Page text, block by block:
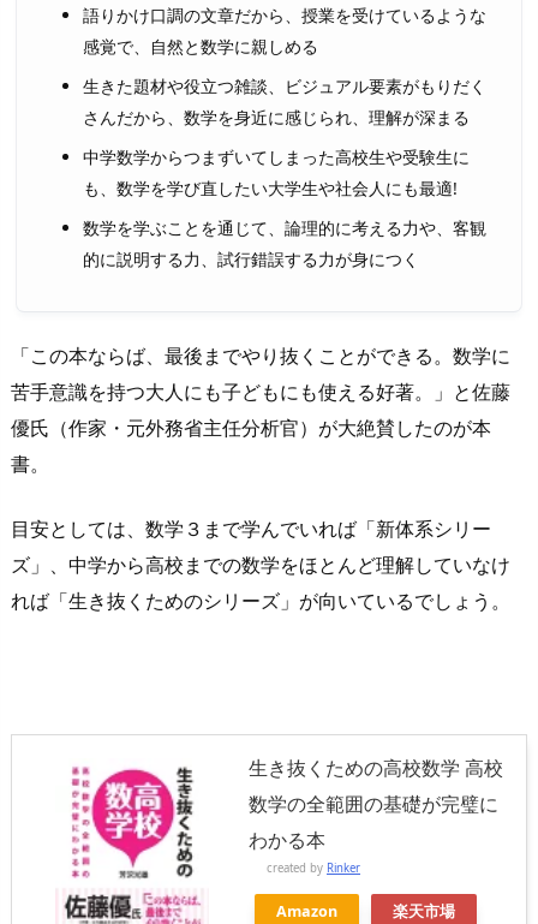
語りかけ口調の文章だから、授業を受けているような
感覚で、自然と数学に親しめる
生きた題材や役立つ雑談、ビジュアル要素がもりだく
さんだから、数学を身近に感じられ、理解が深まる
中学数学からつまずいてしまった高校生や受験生に
も、数学を学び直したい大学生や社会人にも最適!
数学を学ぶことを通じて、論理的に考える力や、客観
的に説明する力、試行錯誤する力が身につく
「この本ならば、最後までやり抜くことができる。数学に
苦手意識を持つ大人にも子どもにも使える好著。」と佐藤
優氏（作家・元外務省主任分析官）が大絶賛したのが本
書。
目安としては、数学３まで学んでいれば「新体系シリー
ズ」、中学から高校までの数学をほとんど理解していなけ
れば「生き抜くためのシリーズ」が向いているでしょう。
生き抜くための高校数学 高校
数学の全範囲の基礎が完璧に
わかる本
created by Rinker
Amazon
楽天市場